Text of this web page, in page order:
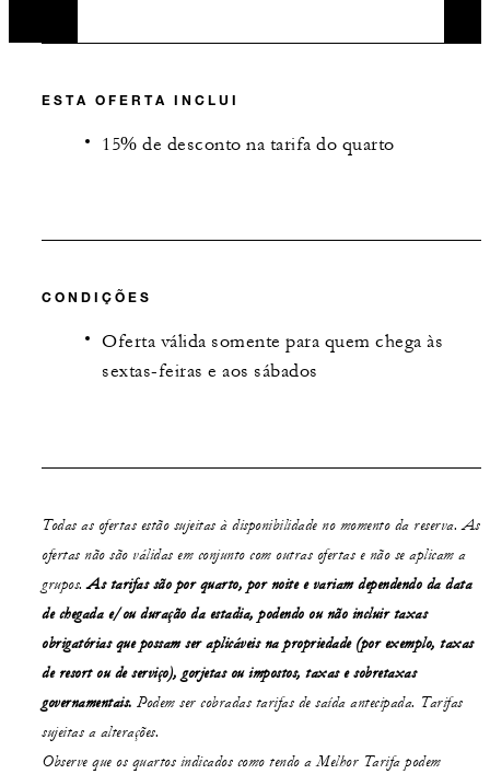
ESTA OFERTA INCLUI
15% de desconto na tarifa do quarto
CONDIÇÕES
Oferta válida somente para quem chega às
sextas-feiras e aos sábados
Todas as ofertas estão sujeitas à disponibilidade no momento da reserva. As
ofertas não são válidas em conjunto com outras ofertas e não se aplicam a
grupos.As tarifas são por quarto, por noite e variam dependendo da data
de chegada e/ou duração da estadia, podendo ou não incluir taxas
obrigatórias que possam ser aplicáveis na propriedade (por exemplo, taxas
de resort ou de serviço), gorjetas ou impostos, taxas e sobretaxas
governamentais. Podem ser cobradas tarifas de saída antecipada. Tarifas
sujeitas a alterações.
Observe que os quartos indicados como tendo a Melhor Tarifa podem